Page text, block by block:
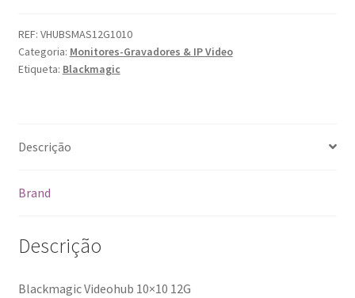
10x10
12G
REF: VHUBSMAS12G1010
Categoria: Monitores-Gravadores & IP Video
Etiqueta: Blackmagic
Descrição
Brand
Descrição
Blackmagic Videohub 10×10 12G